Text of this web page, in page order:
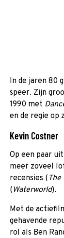
In de jaren 80
speer. Zijn
1990 met
en de regie op
Kevin Costner
Op een paar
meer zoveel
recensies (
( Waterworld).
Met de
gehavende
rol als Ben